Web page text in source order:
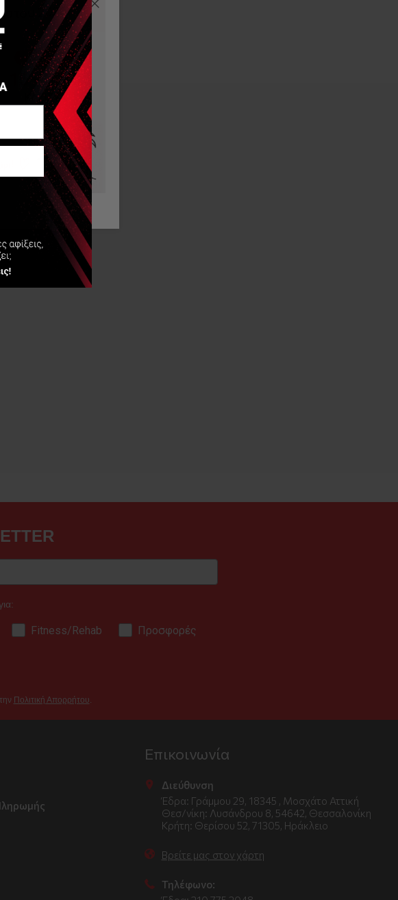
Fitness/Rehab Προσφορές
Πολιτική Απορρήτου.
Επικοινωνία
Διεύθυνση
Έδρα: Γράμμου 29, 18345 , Μοσχάτο Αττική
Θεσ/νίκη: Λυσάνδρου 8, 54642, Θεσσαλονίκη
Κρήτη: Θερίσου 52, 71305, Ηράκλειο
Βρείτε μας στον χάρτη
Τηλέφωνο: